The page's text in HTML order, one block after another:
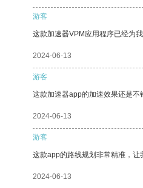
游客
这款加速器VPM应用程序已经为
2024-06-13
游客
这款加速器app的加速效果还是不
2024-06-13
游客
这款app的路线规划非常精准，让
2024-06-13